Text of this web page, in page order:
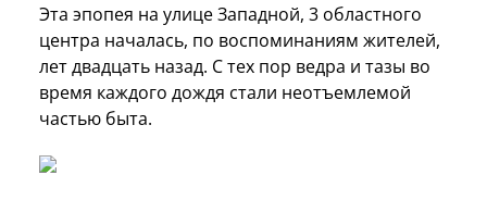
Эта эпопея на улице Западной, 3 областного
центра началась, по воспоминаниям жителей,
лет двадцать назад. С тех пор ведра и тазы во
время каждого дождя стали неотъемлемой
частью быта.